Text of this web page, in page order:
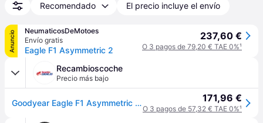
Recomendado El precio incluye el envío
Anuncio
NeumaticosDeMotoes
Envío gratis
Eagle F1 Asymmetric 2
237,60 €
O 3 pagos de 79,20 € TAE 0%¹
Recambioscoche
Precio más bajo
Goodyear Eagle F1 Asymmetric 265/50 R19 110Y coche de turismo Neumáticos de verano Neumáticos 543060 171,96 €
O 3 pagos de 57,32 € TAE 0%¹